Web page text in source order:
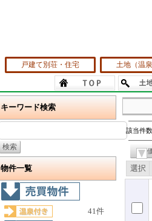
戸建て別荘・住宅 土地（温
キーワード検索
物件一覧
41件
該当件
選択